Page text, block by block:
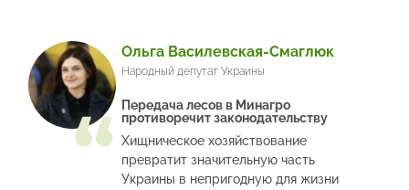
Ольга Василевская-Смаглюк
Народный депутат Украины
Передача лесов в Минагро
противоречит законодательству
Хищническое хозяйствование
превратит значительную часть
Украины в непригодную для жизни